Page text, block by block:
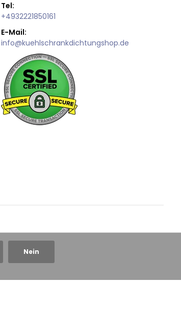
Tel:
+4932221850161
E-Mail:
info@kuehlschrankdichtungshop.de
Nein